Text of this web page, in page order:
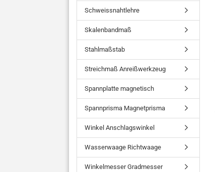
Schweissnahtlehre
Skalenbandmaß
Stahlmaßstab
Streichmaß Anreißwerkzeug
Spannplatte magnetisch
Spannprisma Magnetprisma
Winkel Anschlagswinkel
Wasserwaage Richtwaage
Winkelmesser Gradmesser